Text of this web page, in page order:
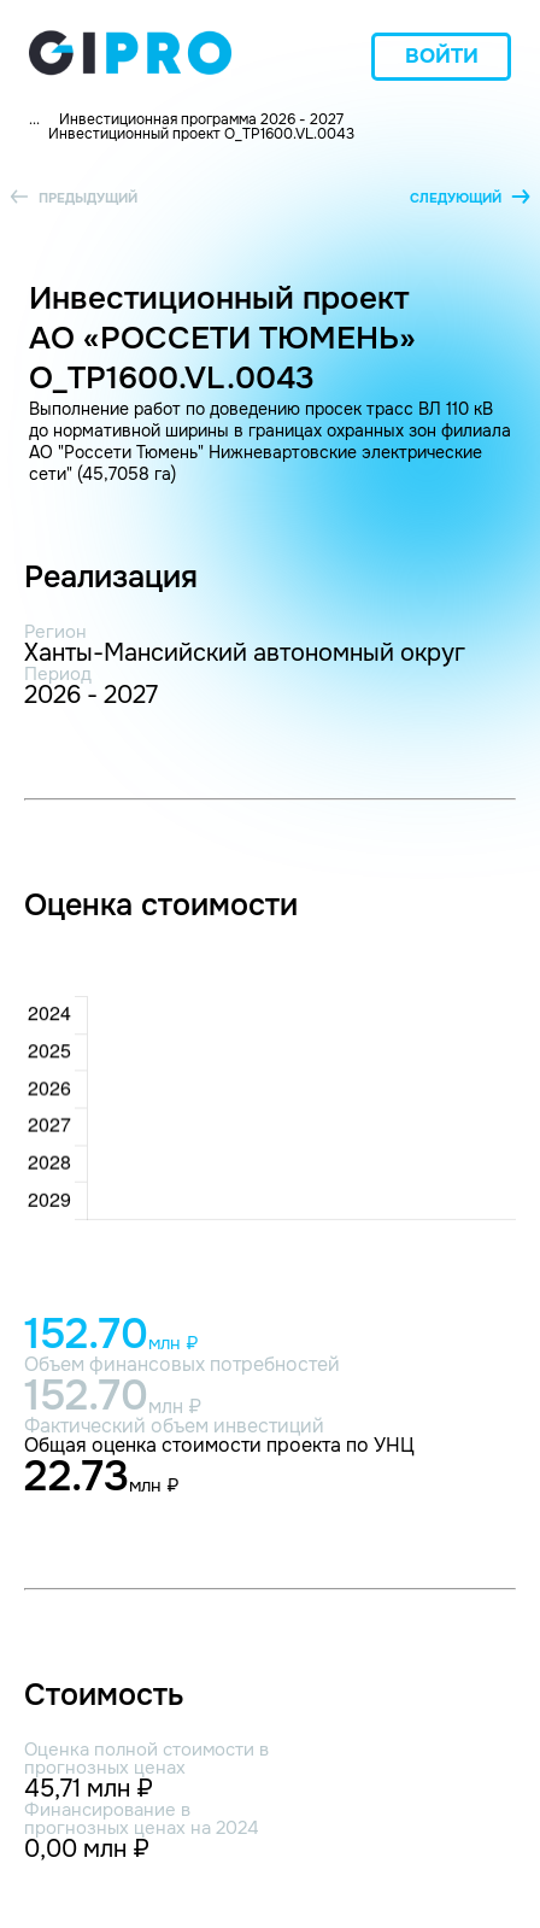
ВОЙТИ
... Инвестиционная программа 2026 - 2027
Инвестиционный проект O_TP1600.VL.0043
ПРЕДЫДУЩИЙ СЛЕДУЮЩИЙ
Инвестиционный проект
АО «РОССЕТИ ТЮМЕНЬ»
O_TP1600.VL.0043
Выполнение работ по доведению просек трасс ВЛ 110 кВ
до нормативной ширины в границах охранных зон филиала
АО "Россети Тюмень" Нижневартовские электрические
сети" (45,7058 га)
Реализация
Регион
Ханты-Мансийский автономный округ
Период
2026 - 2027
Оценка стоимости
152.70млн ₽
Объем финансовых потребностей
152.70млн ₽
Фактический объем инвестиций
Общая оценка стоимости проекта по УНЦ
22.73млн ₽
Стоимость
Оценка полной стоимости в
прогнозных ценах
45,71 млн ₽
Финансирование в
прогнозных ценах на 2024
0,00 млн ₽